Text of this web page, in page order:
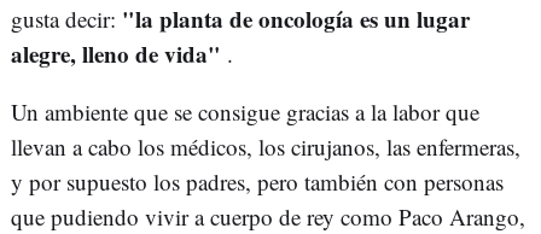
gusta decir: "la planta de oncología es un lugar
alegre, lleno de vida" .
Un ambiente que se consigue gracias a la labor que
llevan a cabo los médicos, los cirujanos, las enfermeras,
y por supuesto los padres, pero también con personas
que pudiendo vivir a cuerpo de rey como Paco Arango,